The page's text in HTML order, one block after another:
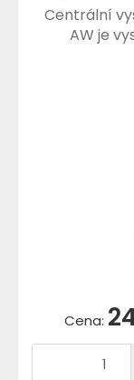
Centrální
AW je
Cena: